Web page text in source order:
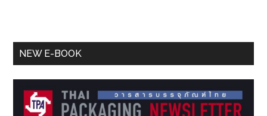
Primary
NEW E-BOOK